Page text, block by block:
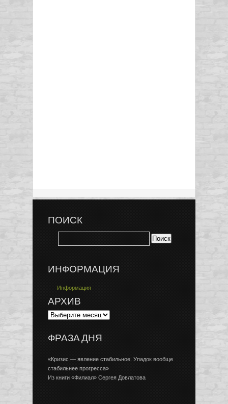
ПОИСК
ИНФОРМАЦИЯ
Информация
АРХИВ
ФРАЗА ДНЯ
«Кризис — явление стабильное. Упадок вообще
стабильнее прогресса»
Из книги «Филиал» Сергея Довлатова